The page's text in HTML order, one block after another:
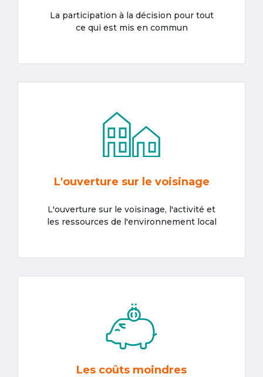
La participation à la décision pour tout
ce qui est mis en commun
L'ouverture sur le voisinage
L'ouverture sur le voisinage, l'activité et
les ressources de l'environnement local
Les coûts moindres